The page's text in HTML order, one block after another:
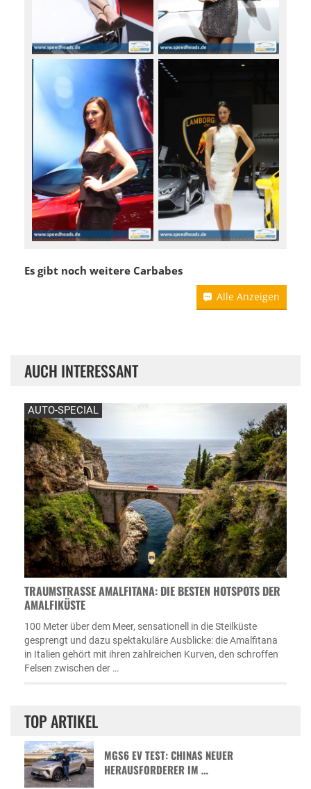
Es gibt noch weitere Carbabes
Alle Anzeigen
AUCH INTERESSANT
AUTO-SPECIAL
TRAUMSTRASSE AMALFITANA: DIE BESTEN HOTSPOTS DER A
MALFIKÜSTE
100 Meter über dem Meer, sensationell in die Steilküste
gesprengt und dazu spektakuläre Ausblicke: die Amalfitana
in Italien gehört mit ihren zahlreichen Kurven, den schroffen
Felsen zwischen der …
TOP ARTIKEL
MGS6 EV TEST: CHINAS NEUER
HERAUSFORDERER IM …